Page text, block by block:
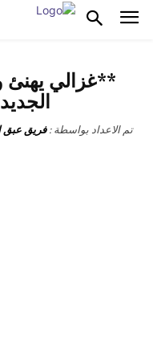
**غزالي يهنئ
تم الاعداد بواسطة : فريق عبق